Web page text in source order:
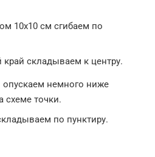
10х10 см сгибаем по
складываем к центру.
немного ниже
схеме точки.
по пунктиру.